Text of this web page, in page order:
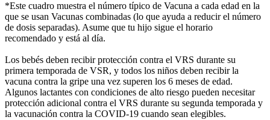
*Este cuadro muestra el número típico de Vacuna a cada edad en la
que se usan Vacunas combinadas (lo que ayuda a reducir el número
de dosis separadas). Asume que tu hijo sigue el horario
recomendado y está al día.
Los bebés deben recibir protección contra el VRS durante su
primera temporada de VSR, y todos los niños deben recibir la
vacuna contra la gripe una vez superen los 6 meses de edad.
Algunos lactantes con condiciones de alto riesgo pueden necesitar
protección adicional contra el VRS durante su segunda temporada y
la vacunación contra la COVID-19 cuando sean elegibles.